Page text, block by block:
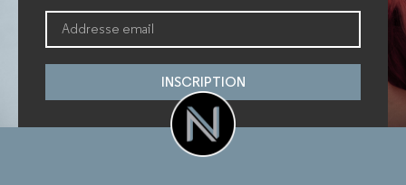
INSCRIPTION